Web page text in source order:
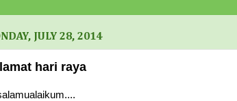
JULY 28, 2014
hari raya